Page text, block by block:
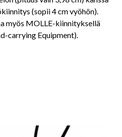
(sopii 4 cm vyöhön).
myös MOLLE-kiinnityksellä
carrying Equipment).